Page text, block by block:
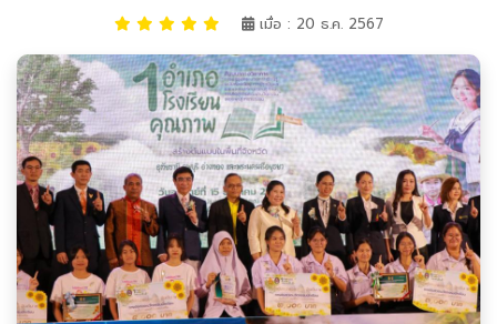
เมื่อ : 20 ธ.ค. 2567